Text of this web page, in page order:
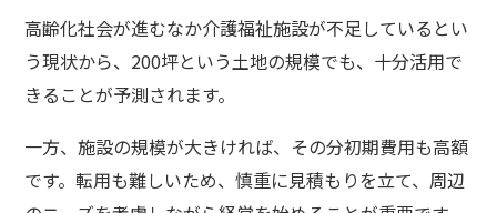
高齢化社会が進むなか介護福祉施設が不足しているとい
う現状から、200坪という土地の規模でも、十分活用で
きることが予測されます。
一方、施設の規模が大きければ、その分初期費用も高額
です。転用も難しいため、慎重に見積もりを立て、周辺